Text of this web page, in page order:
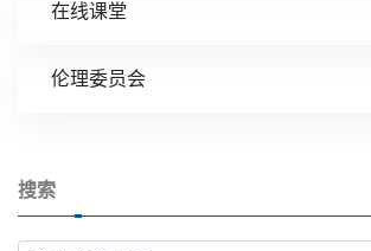
在线课堂
伦理委员会
搜索